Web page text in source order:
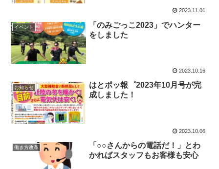
2023.11.01
イベント
「のみごっこ2023」でハンター
をしました
2023.10.16
お知らせ
はとポッ報゜2023年10月号が完
成しました！
2023.10.06
働き方改革
「○○さんからの電話だ！」とわ
かればスタッフもお客様も安心